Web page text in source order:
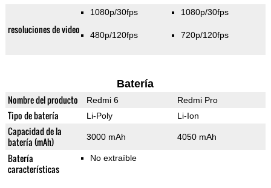
resoluciones de video
1080p/30fps
480p/120fps
1080p/30fps
720p/120fps
Batería
Nombre del producto Redmi 6 Redmi Pro
Tipo de batería Li-Poly Li-Ion
Capacidad de la
batería (mAh)
3000 mAh 4050 mAh
Batería
características
No extraíble